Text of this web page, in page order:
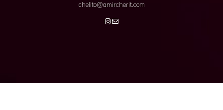
chelito@amircherit.com